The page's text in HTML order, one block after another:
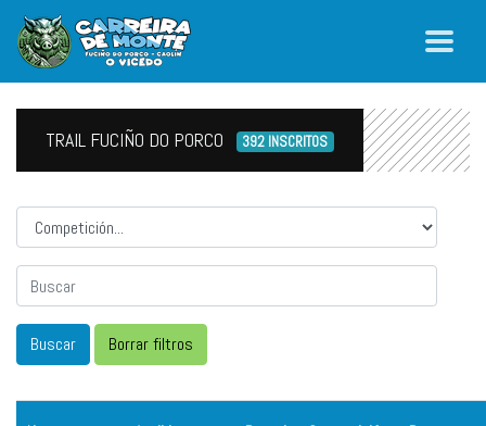
TRAIL FUCIÑO DO PORCO 392 INSCRITOS
Competicion